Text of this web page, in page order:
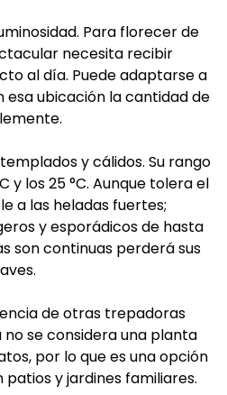
Para florecer de
necesita recibir
al día. Puede adaptarse a
esa ubicación la cantidad de
y cálidos. Su rango
y los 25 °C. Aunque tolera el
a las heladas fuertes;
y esporádicos de hasta
son continuas perderá sus
de otras trepadoras
se considera una planta
por lo que es una opción
y jardines familiares.